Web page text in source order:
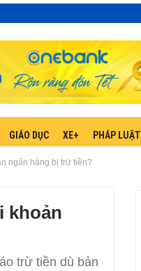
GIÁO DỤC XE+ PHÁP LUẬT
ngân hàng bị trừ tiền?
khoản
trừ tiền dù bản